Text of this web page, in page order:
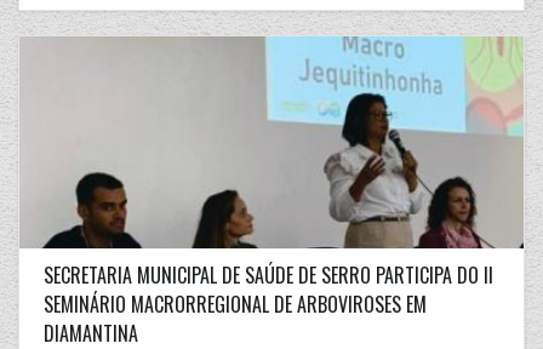
SECRETARIA MUNICIPAL DE SAÚDE DE SERRO PARTICIPA DO II
SEMINÁRIO MACRORREGIONAL DE ARBOVIROSES EM
DIAMANTINA